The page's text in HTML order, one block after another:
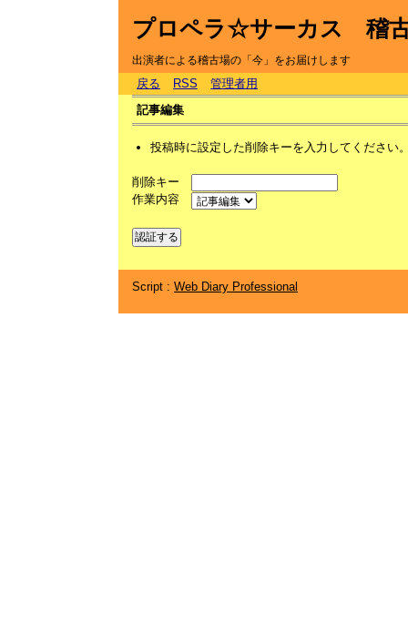
プロペラ☆サーカス 稽
出演者による稽古場の「今」をお届けします
戻る RSS
管理者用
記事編集
投稿時に設定した削除キーを入力してください
削除キー
作業内容
Script : Web Diary Professional